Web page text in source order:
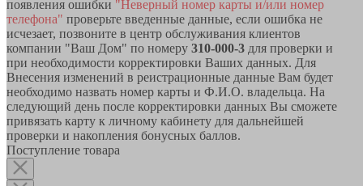
появления ошибки "Неверный номер карты и/или номер
телефона" проверьте введенные данные, если ошибка не
исчезает, позвоните в центр обслуживания клиентов
компании "Ваш Дом" по номеру 310-000-3 для проверки и
при необходимости корректировки Ваших данных. Для
Внесения изменений в реистрационные данные Вам будет
необходимо назвать номер карты и Ф.И.О. владельца. На
следующий день после корректировки данных Вы сможете
привязать карту к личному кабинету для дальнейшей
проверки и накопления бонусных баллов.
Поступление товара